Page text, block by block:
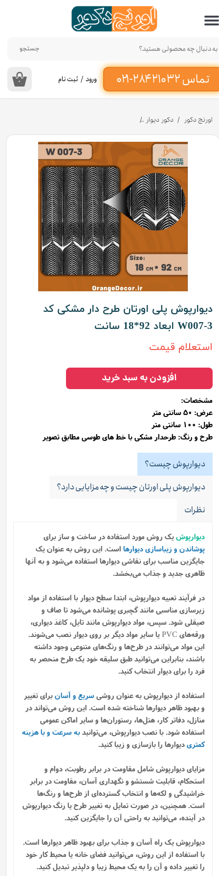
تماس ۳۲ ۲۱۰ ۲۸۴-۰۲۱‌
جستجو
۰ ورود / ثبت نام
حساب کاربری من
تغییر گذر واژه
سفارشات
خروج از حساب کاربری
اورنج دکور دکور دیوار
دیوارپوش پلی اورتان طرح دار مشکی کد
W007-3 ابعاد 92*18 سانت
استعلام قیمت
مشخصات:
عرض: 50 سانتی متر
طول: 100 سانتی متر
طرح و رنگ: طرحدار مشکی با خط های طوسی مطابق تصویر
افزودن به سبد خرید
دیوارپوش چیست؟
دیوارپوش پلی اورتان چیست و چه مزایایی دارد؟
نظرات
دیوارپوشیک روش مورد استفاده در ساخت و ساز برای
پوشاندن و زیباسازی دیوارها است. این روش به عنوان یک
جایگزین مناسب برای نقاشی دیوارها استفاده می‌شود و به آنها
ظاهری جدید و جذاب می‌بخشد.
در فرآیند تعبیه دیوارپوش، ابتدا سطح دیوار با استفاده از مواد
زیرسازی مناسبی مانند گچبری پوشانده می‌شود تا صاف و
صیقلی شود. سپس، مواد دیوارپوش مانند تایل، کاغذ دیواری،
ورقه‌های PVC یا سایر مواد دیگر بر روی دیوار نصب می‌شوند.
این مواد می‌توانند در طرح‌ها و رنگ‌های متنوعی وجود داشته
باشند، بنابراین می‌توانید طبق سلیقه خود یک طرح منحصر به
فرد را برای دیوار انتخاب کنید.
استفاده از دیوارپوش به عنوان روشیسریع و آسانبرای تغییر
و بهبود ظاهر دیوارها شناخته شده است. این روش می‌تواند در
منازل، دفاتر کار، هتل‌ها، رستوران‌ها و سایر اماکن عمومی
استفاده شود. با نصب دیوارپوش، می‌توانیدبه سرعت و با هزینه
کمتریدیوارها را بازسازی و زیبا کنید.
مزایای دیوارپوش شامل مقاومت در برابر رطوبت، دوام و
استحکام، قابلیت شستشو و نگهداری آسان، مقاومت در برابر
خراشیدگی و لکه‌ها و انتخاب گسترده‌ای از طرح‌ها و رنگ‌ها
است. همچنین، در صورت تمایل به تغییر طرح یا رنگ دیوارپوش
در آینده، می‌توانید به راحتی آن را جایگزین کنید.
دیوارپوش یک راه آسان و جذاب برای بهبود ظاهر دیوارها است.
با استفاده از این روش، می‌توانید فضای خانه یا محیط کار خود
را تغییر داده و آن را به یک محیط زیبا و دلپذیر تبدیل کنید.